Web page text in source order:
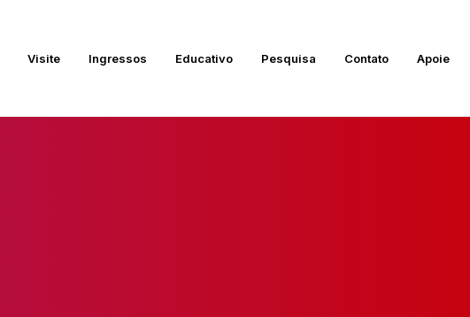
Visite Ingressos Educativo Pesquisa Contato Apoie